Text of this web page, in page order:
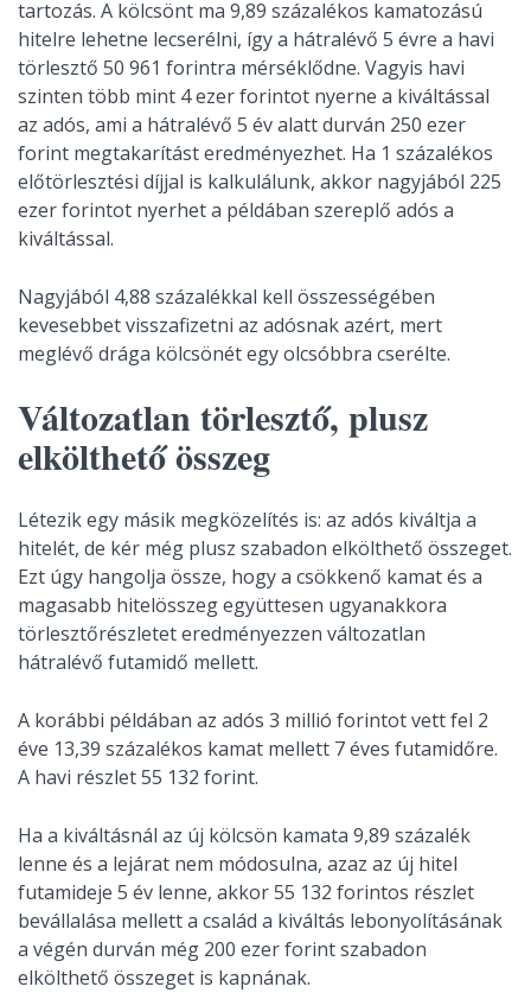
tartozás. A kölcsönt ma 9,89 százalékos kamatozású
hitelre lehetne lecserélni, így a hátralévő 5 évre a havi
törlesztő 50 961 forintra mérséklődne. Vagyis havi
szinten több mint 4 ezer forintot nyerne a kiváltással
az adós, ami a hátralévő 5 év alatt durván 250 ezer
forint megtakarítást eredményezhet. Ha 1 százalékos
előtörlesztési díjjal is kalkulálunk, akkor nagyjából 225
ezer forintot nyerhet a példában szereplő adós a
kiváltással.
Nagyjából 4,88 százalékkal kell összességében
kevesebbet visszafizetni az adósnak azért, mert
meglévő drága kölcsönét egy olcsóbbra cserélte.
Változatlan törlesztő, plusz
elkölthető összeg
Létezik egy másik megközelítés is: az adós kiváltja a
hitelét, de kér még plusz szabadon elkölthető összeget.
Ezt úgy hangolja össze, hogy a csökkenő kamat és a
magasabb hitelösszeg együttesen ugyanakkora
törlesztőrészletet eredményezzen változatlan
hátralévő futamidő mellett.
A korábbi példában az adós 3 millió forintot vett fel 2
éve 13,39 százalékos kamat mellett 7 éves futamidőre.
A havi részlet 55 132 forint.
Ha a kiváltásnál az új kölcsön kamata 9,89 százalék
lenne és a lejárat nem módosulna, azaz az új hitel
futamideje 5 év lenne, akkor 55 132 forintos részlet
bevállalása mellett a család a kiváltás lebonyolításának
a végén durván még 200 ezer forint szabadon
elkölthető összeget is kapnának.